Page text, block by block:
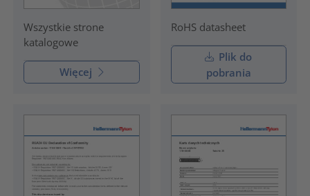
Wszystkie strone
katalogowe
Więcej
RoHS datasheet
Plik do
pobrania